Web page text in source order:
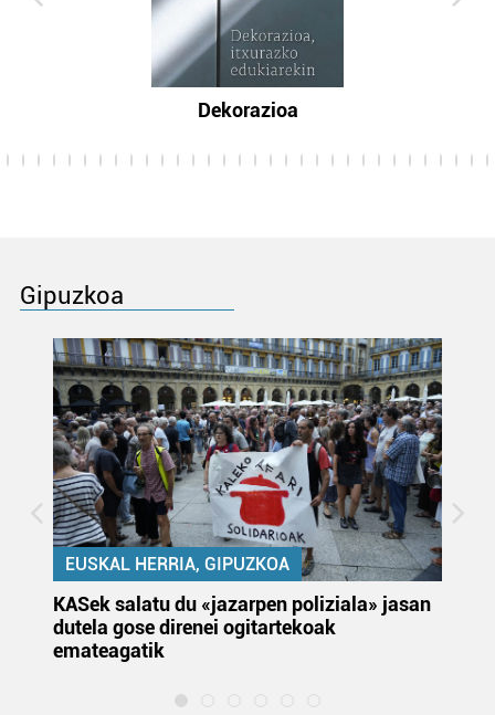
Dekorazioa
Gipuzkoa
EUSKAL HERRIA, GIPUZKOA
KASek salatu du «jazarpen poliziala» jasan
dutela gose direnei ogitartekoak
emateagatik